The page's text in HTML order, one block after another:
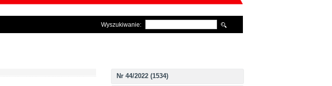
Wyszukiwanie:
Nr 44/2022 (1534)